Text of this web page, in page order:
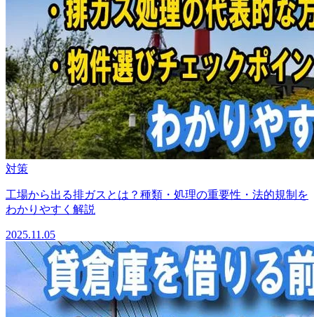
対策
工場から出る排ガスとは？種類・処理の重要性・法的規制を
わかりやすく解説
2025.11.05